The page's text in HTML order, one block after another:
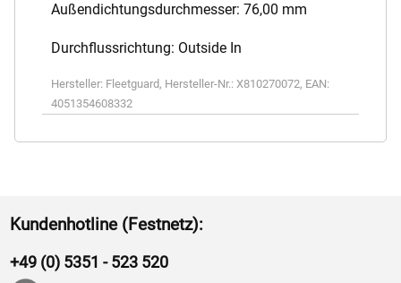
Außendichtungsdurchmesser: 76,00 mm
Durchflussrichtung: Outside In
Hersteller: Fleetguard , Hersteller-Nr.: X810270072, EAN:
4051354608332
Kundenhotline (Festnetz):
+49 (0) 5351 - 523 520